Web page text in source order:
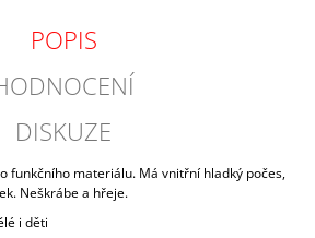
POPIS
DISKUZE
funkčního materiálu. Má vnitřní hladký počes,
Neškrábe a hřeje.
i děti